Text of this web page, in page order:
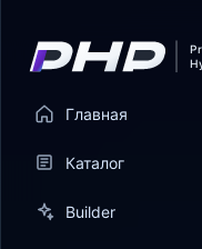
Главная
Каталог
Builder